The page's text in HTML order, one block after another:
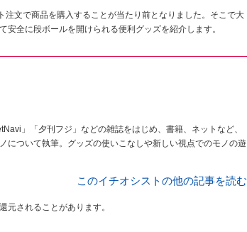
文で商品を購入することが当たり前となりました。そこで大
全に段ボールを開けられる便利グッズを紹介します。
」「夕刊フジ」などの雑誌をはじめ、書籍、ネットなど、
について執筆。グッズの使いこなしや新しい視点でのモノの遊
このイチオシストの他の記事を読む
されることがあります。